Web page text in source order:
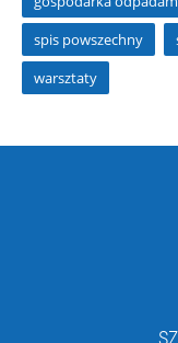
spis powszechny
warsztaty